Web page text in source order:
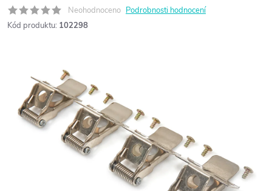
Neohodnoceno Podrobnosti hodnocení
Kód produktu: 102298